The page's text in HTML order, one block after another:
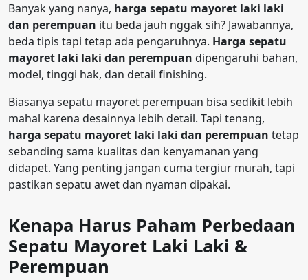
Banyak yang nanya, harga sepatu mayoret laki laki
dan perempuan itu beda jauh nggak sih? Jawabannya,
beda tipis tapi tetap ada pengaruhnya. Harga sepatu
mayoret laki laki dan perempuan dipengaruhi bahan,
model, tinggi hak, dan detail finishing.
Biasanya sepatu mayoret perempuan bisa sedikit lebih
mahal karena desainnya lebih detail. Tapi tenang,
harga sepatu mayoret laki laki dan perempuan tetap
sebanding sama kualitas dan kenyamanan yang
didapet. Yang penting jangan cuma tergiur murah, tapi
pastikan sepatu awet dan nyaman dipakai.
Kenapa Harus Paham Perbedaan
Sepatu Mayoret Laki Laki &
Perempuan